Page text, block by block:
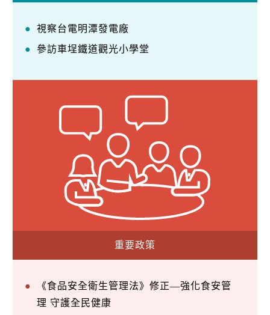
視察台電明潭發電廠
參訪車埕鐵道觀光小學堂
重要政策
《食品安全衛生管理法》修正—強化食安管
理 守護全民健康